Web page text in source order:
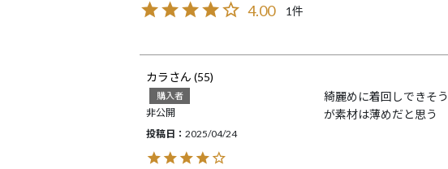
4.00 1
カラ 55
購入者
非公開
投稿日
2025/04/24
綺麗めに着回しできそう
が素材は薄めだと思う